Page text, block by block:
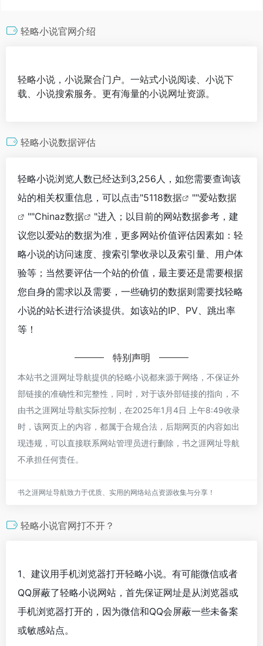
轻略小说官网介绍
轻略小说，小说聚合门户。一站式小说阅读、小说下
载、小说搜索服务。更有海量的小说网址资源。
轻略小说数据评估
轻略小说浏览人数已经达到3,256人，如您需要查询该
站的相关权重信息，可以点击"5118数据 ""爱站数据
""Chinaz数据
"进入；以目前的网站数据参考，建
议您以爱站的数据为准，更多网站价值评估因素如：轻
略小说的访问速度、搜索引擎收录以及索引量、用户体
验等；当然要评估一个站的价值，最主要还是需要根据
您自身的需求以及需要，一些确切的数据则需要找轻略
小说的站长进行洽谈提供。如该站的IP、PV、跳出率
等！
特别声明
本站书之涯网址导航提供的轻略小说都来源于网络，不保证外
部链接的准确性和完整性，同时，对于该外部链接的指向，不
由书之涯网址导航实际控制，在2025年1月4日 上午8:49收录
时，该网页上的内容，都属于合规合法，后期网页的内容如出
现违规，可以直接联系网站管理员进行删除，书之涯网址导航
不承担任何责任。
书之涯网址导航致力于优质、实用的网络站点资源收集与分享！
轻略小说官网打不开？
1、建议用手机浏览器打开轻略小说。有可能微信或者
QQ屏蔽了轻略小说网站，首先保证网址是从浏览器或
手机浏览器打开的，因为微信和QQ会屏蔽一些未备案
或敏感站点。